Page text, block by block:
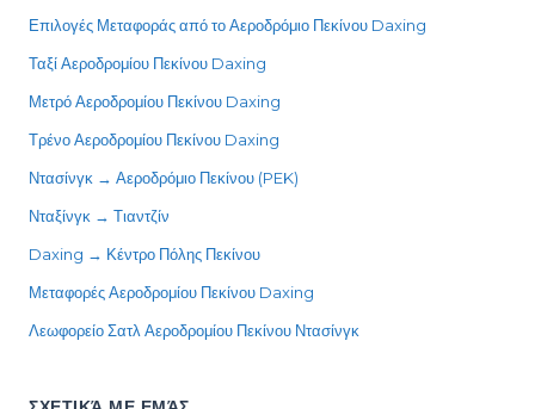
Επιλογές Μεταφοράς από το Αεροδρόμιο Πεκίνου Daxing
Ταξί Αεροδρομίου Πεκίνου Daxing
Μετρό Αεροδρομίου Πεκίνου Daxing
Τρένο Αεροδρομίου Πεκίνου Daxing
Ντασίνγκ → Αεροδρόμιο Πεκίνου (PEK)
Νταξίνγκ → Τιαντζίν
Daxing → Κέντρο Πόλης Πεκίνου
Μεταφορές Αεροδρομίου Πεκίνου Daxing
Λεωφορείο Σατλ Αεροδρομίου Πεκίνου Ντασίνγκ